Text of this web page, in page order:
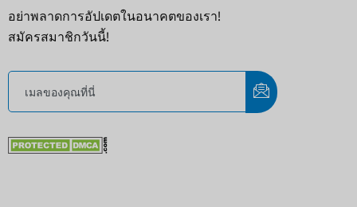
อย่าพลาดการอัปเดตในอนาคตของเรา!
สมัครสมาชิกวันนี้!